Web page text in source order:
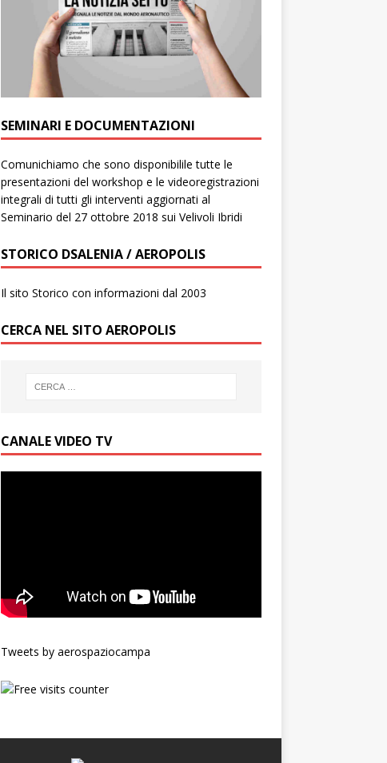
SEMINARI E DOCUMENTAZIONI
Comunichiamo che sono disponibilile tutte le
presentazioni del workshop e le videoregistrazioni
integrali di tutti gli interventi aggiornati al
Seminario del 27 ottobre 2018 sui Velivoli Ibridi
STORICO DSALENIA / AEROPOLIS
Il sito Storico con informazioni dal 2003
CERCA NEL SITO AEROPOLIS
CANALE VIDEO TV
Tweets by aerospaziocampa